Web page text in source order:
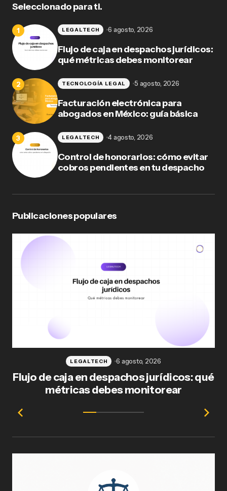
Seleccionado para ti.
Flujo de caja en despachos jurídicos:
qué métricas debes monitorear
LEGALTECH 6 agosto, 2026
Facturación electrónica para
abogados en México: guía básica
TECNOLOGÍA LEGAL 5 agosto, 2026
Control de honorarios: cómo evitar
cobros pendientes en tu despacho
LEGALTECH 4 agosto, 2026
Publicaciones populares
Flujo de caja en despachos jurídicos: qué
métricas debes monitorear
LEGALTECH 6 agosto, 2026